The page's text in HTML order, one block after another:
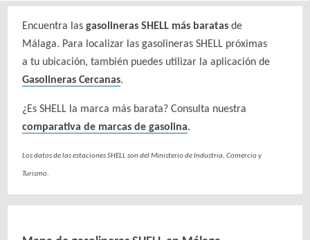
Encuentra lasgasolineras SHELL más baratas de
Málaga. Para localizar las gasolineras SHELL próximas
a tu ubicación, también puedes utilizar la aplicación de
Gasolineras Cercanas.
¿Es SHELL la marca más barata? Consulta nuestra
comparativa de marcas de gasolina.
Los datos de las estaciones SHELL son del Ministerio de Industria, Comercio y
Turismo.